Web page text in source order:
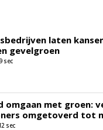
laten
gevelgroen
sec
omgaan met groen:
omgetoverd tot
sec